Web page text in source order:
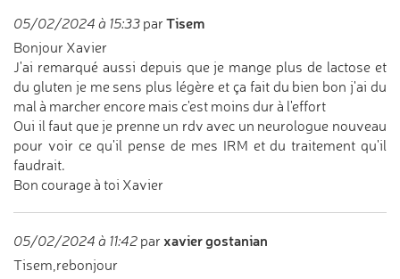
05/02/2024 à 15:33 par Tisem
Bonjour Xavier
J'ai remarqué aussi depuis que je mange plus de lactose et
du gluten je me sens plus légère et ça fait du bien bon j'ai du
mal à marcher encore mais c'est moins dur à l'effort
Oui il faut que je prenne un rdv avec un neurologue nouveau
pour voir ce qu'il pense de mes IRM et du traitement qu'il
faudrait.
Bon courage à toi Xavier
05/02/2024 à 11:42 par xavier gostanian
Tisem,rebonjour